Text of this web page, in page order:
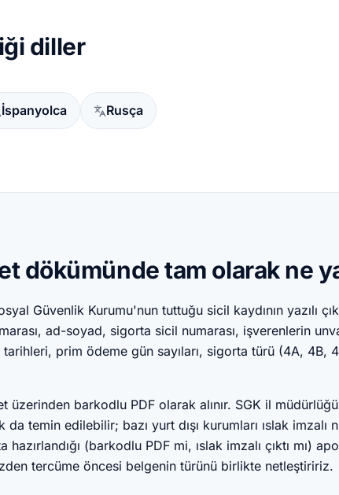
diller
İspanyolca Rusça
dökümünde tam olarak ne
Güvenlik Kurumu'nun tuttuğu sicil kaydının yazılı
ad-soyad, sigorta sicil numarası, işverenlerin
tarihleri, prim ödeme gün sayıları, sigorta türü (4A, 4B,
üzerinden barkodlu PDF olarak alınır. SGK il
temin edilebilir; bazı yurt dışı kurumları ıslak imzalı
(barkodlu PDF mi, ıslak imzalı çıktı mı)
tercüme öncesi belgenin türünü birlikte netleştiririz.